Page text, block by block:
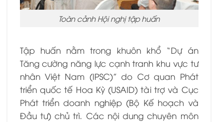
Toàn cảnh Hội nghị tập huấn
Tập huấn nằm trong khuôn khổ “Dự án
Tăng cường năng lực cạnh tranh khu vực tư
nhân Việt Nam (IPSC)” do Cơ quan Phát
triển quốc tế Hoa Kỳ (USAID) tài trợ và Cục
Phát triển doanh nghiệp (Bộ Kế hoạch và
Đầu tư) chủ trì. Các nội dung chuyên môn